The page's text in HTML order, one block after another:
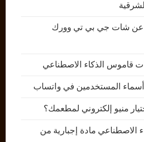
عن شات جي بي تي وورك
قاموس الذكاء الاصطناعي
أسماء المستخدمين في واتساب
منيو إلكتروني لمطعمك؟
الاصطناعي مادة إجبارية من